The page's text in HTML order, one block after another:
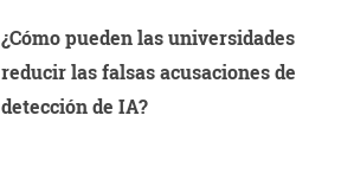
¿Cómo pueden las universidades
reducir las falsas acusaciones de
detección de IA?